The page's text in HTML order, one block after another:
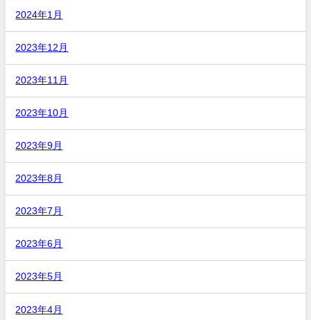
2024年1月
2023年12月
2023年11月
2023年10月
2023年9月
2023年8月
2023年7月
2023年6月
2023年5月
2023年4月